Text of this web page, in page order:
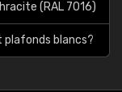
(RAL 7016)
plafonds blancs?